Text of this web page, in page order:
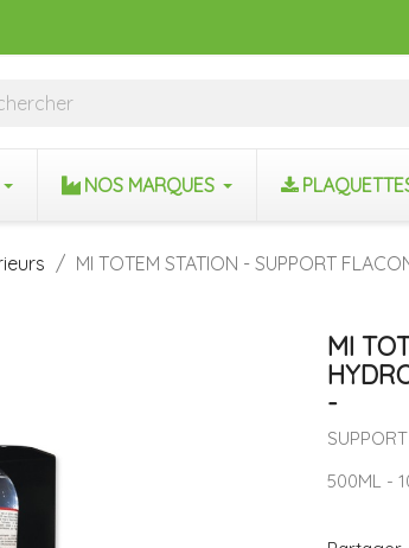
NOS MARQUES
MI TOTEM STATION - SUPPORT
MI
-
500ML -